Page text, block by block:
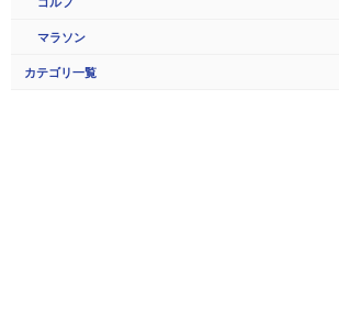
マラソン
カテゴリ一覧